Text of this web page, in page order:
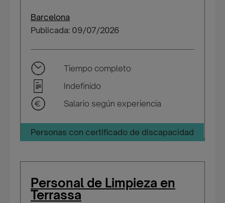
Barcelona
Publicada: 09/07/2026
Tiempo completo
Indefinido
Salario según experiencia
Personas con certificado de discapacidad
Personal de Limpieza en
Terrassa